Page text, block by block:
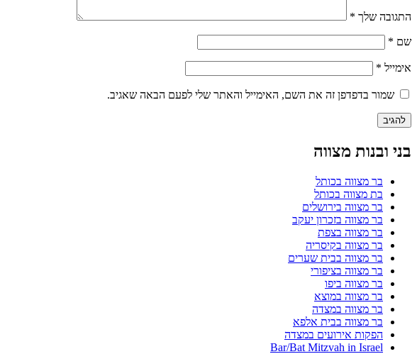
התגובה שלך *
שם *
אימייל *
שמור בדפדפן זה את השם, האימייל והאתר שלי לפעם הבאה שאגיב.
בני ובנות מצווה
בר מצווה בכותל
בת מצווה בכותל
בר מצווה בירושלים
בר מצווה בזכרון יעקב
בר מצווה בצפת
בר מצווה בקיסריה
בר מצווה בבית שערים
בר מצווה בציפורי
בר מצווה ביפו
בר מצווה במוצא
בר מצווה במצדה
בר מצווה בבית אלפא
הפקות אירועים במצדה
Bar/Bat Mitzvah in Israel